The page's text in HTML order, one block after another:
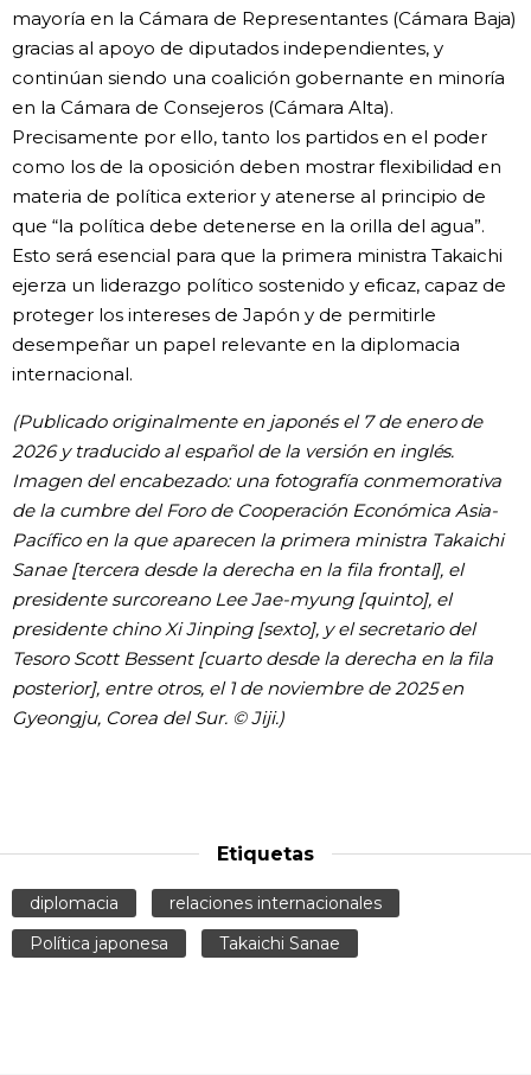
mayoría en la Cámara de Representantes (Cámara Baja)
gracias al apoyo de diputados independientes, y
continúan siendo una coalición gobernante en minoría
en la Cámara de Consejeros (Cámara Alta).
Precisamente por ello, tanto los partidos en el poder
como los de la oposición deben mostrar flexibilidad en
materia de política exterior y atenerse al principio de
que “la política debe detenerse en la orilla del agua”.
Esto será esencial para que la primera ministra Takaichi
ejerza un liderazgo político sostenido y eficaz, capaz de
proteger los intereses de Japón y de permitirle
desempeñar un papel relevante en la diplomacia
internacional.
(Publicado originalmente en japonés el 7 de enero de
2026 y traducido al español de la versión en inglés.
Imagen del encabezado: una fotografía conmemorativa
de la cumbre del Foro de Cooperación Económica Asia-
Pacífico en la que aparecen la primera ministra Takaichi
Sanae [tercera desde la derecha en la fila frontal], el
presidente surcoreano Lee Jae-myung [quinto], el
presidente chino Xi Jinping [sexto], y el secretario del
Tesoro Scott Bessent [cuarto desde la derecha en la fila
posterior], entre otros, el 1 de noviembre de 2025 en
Gyeongju, Corea del Sur. © Jiji.)
Etiquetas
diplomacia
relaciones internacionales
Política japonesa
Takaichi Sanae